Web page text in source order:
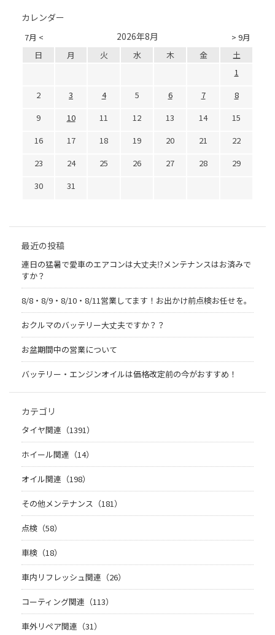
カレンダー
7月 < > 9月
2026年8月
日 月 火 水 木 金
土
1
2
3 4 5 6 7
8
9
10 11 12 13 14
15
16
17 18 19 20 21
22
23
24 25 26 27 28
29
30
31
最近の投稿
連日の猛暑で愛車のエアコンは大丈夫⁉メンテナンスはお済みで
すか？
8/8・8/9・8/10・8/11営業してます！お出かけ前点検お任せを。
おクルマのバッテリー大丈夫ですか？？
お盆期間中の営業について
バッテリー・エンジンオイルは価格改定前の今がおすすめ！
カテゴリ
タイヤ関連（1391）
ホイール関連（14）
オイル関連（198）
その他メンテナンス（181）
点検（58）
車検（18）
車内リフレッシュ関連（26）
コーティング関連（113）
車外リペア関連（31）